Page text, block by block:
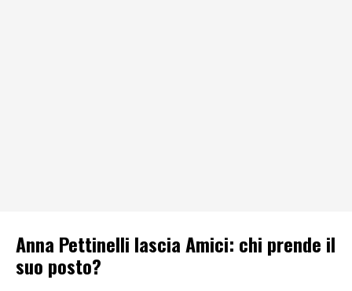
Anna Pettinelli lascia Amici: chi prende il
suo posto?